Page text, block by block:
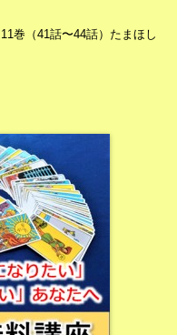
巻（41話〜44話）たまほし